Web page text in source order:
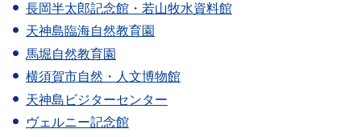
長岡半太郎記念館・若山牧水資料館
天神島臨海自然教育園
馬堀自然教育園
横須賀市自然・人文博物館
天神島ビジターセンター
ヴェルニー記念館